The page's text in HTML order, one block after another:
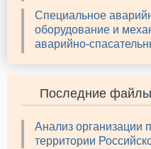
Специальное
оборудование и
аварийно-
Последние файлы
Анализ организации
территории